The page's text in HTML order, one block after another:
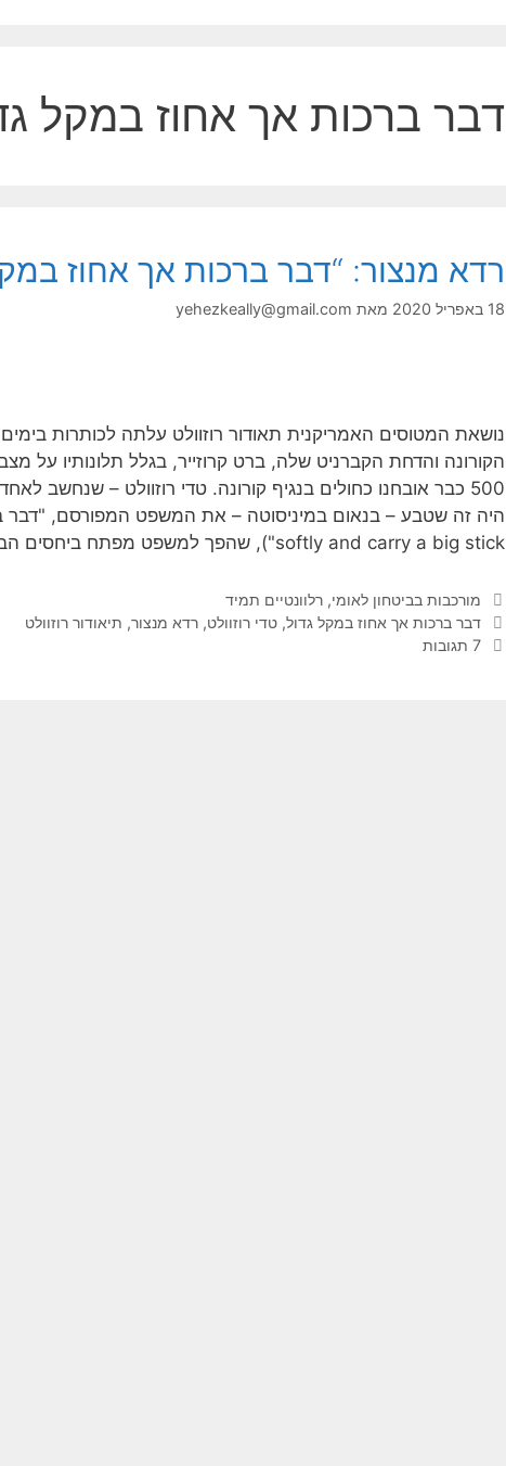
דבר ברכות אך אחוז במקל
רדא מנצור: “דבר ברכות אך אחוז
18 באפריל 2020 מאת yehezkeally@gmail.com
נושאת המטוסים האמריקנית תאודור רוזוולט עלתה לכותרות
500 כבר אובחנו כחולים בנגיף קורונה. טדי רוזוולט – שנחשב
softly and carry a big stick"), שהפך למשפט מפתח ביחסים הבינלאומיים…
קטגוריות
מורכבות בביטחון לאומי, רלוונטיים תמיד
תגיות
דבר ברכות אך אחוז במקל גדול, טדי רוזוולט, רדא מנצור, תיאודור רוזוולט
7 תגובות